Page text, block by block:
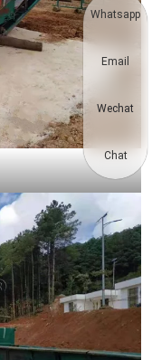
Whatsapp
Email
Wechat
Chat